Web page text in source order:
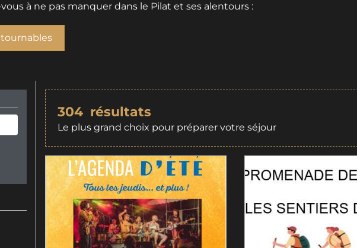
à ne pas manquer dans le Pilat et ses alentours :
304 résultats
Le plus grand choix pour préparer votre séjour